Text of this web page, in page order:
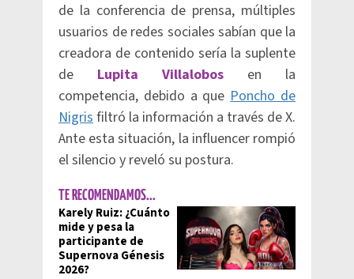
de la conferencia de prensa, múltiples
usuarios de redes sociales sabían que la
creadora de contenido sería la suplente
de Lupita Villalobos en la
competencia, debido a quePoncho de
Nigrisfiltró la información a través de X.
Ante esta situación, la influencer rompió
el silencio y reveló su postura.
TE RECOMENDAMOS...
Karely Ruiz: ¿Cuánto
mide y pesa la
participante de
Supernova Génesis
2026?